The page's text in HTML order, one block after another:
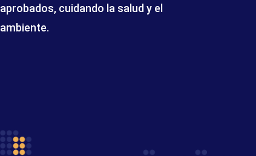
aprobados, cuidando la salud y el
ambiente.